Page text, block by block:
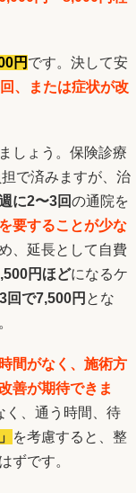
円 です。決して安
、または症状が改
しょう。保険診療
で済みますが、治
に2〜3回の通院を
要することが少な
、延長として自費
円ほどになるケ
回で7,500円 とな
間がなく、施術方
善が期待できま
く、通う時間、待
を考慮すると、整
ずです。